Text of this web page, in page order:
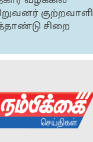
குற்றவாளி
சிறை